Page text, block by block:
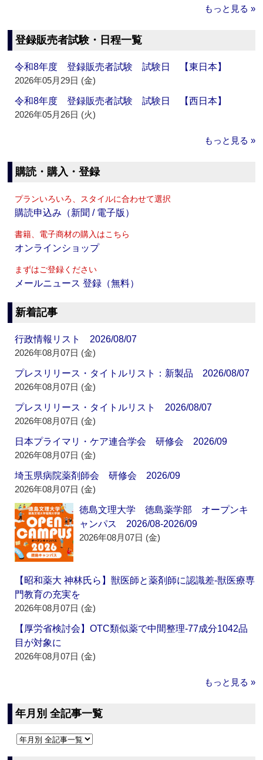
もっと見る »
登録販売者試験・日程一覧
令和8年度 登録販売者試験 試験日 【東日本】
2026年05月29日 (金)
令和8年度 登録販売者試験 試験日 【西日本】
2026年05月26日 (火)
もっと見る »
購読・購入・登録
プランいろいろ、スタイルに合わせて選択
購読申込み（新聞 / 電子版）
書籍、電子商材の購入はこちら
オンラインショップ
まずはご登録ください
メールニュース 登録（無料）
新着記事
行政情報リスト 2026/08/07
2026年08月07日 (金)
プレスリリース・タイトルリスト：新製品 2026/08/07
2026年08月07日 (金)
プレスリリース・タイトルリスト 2026/08/07
2026年08月07日 (金)
日本プライマリ・ケア連合学会 研修会 2026/09
2026年08月07日 (金)
埼玉県病院薬剤師会 研修会 2026/09
2026年08月07日 (金)
徳島文理大学 徳島薬学部 オープンキ
ャンパス 2026/08-2026/09
2026年08月07日 (金)
【昭和薬大 神林氏ら】獣医師と薬剤師に認識差‐獣医療専
門教育の充実を
2026年08月07日 (金)
【厚労省検討会】OTC類似薬で中間整理‐77成分1042品
目が対象に
2026年08月07日 (金)
もっと見る »
年月別 全記事一覧